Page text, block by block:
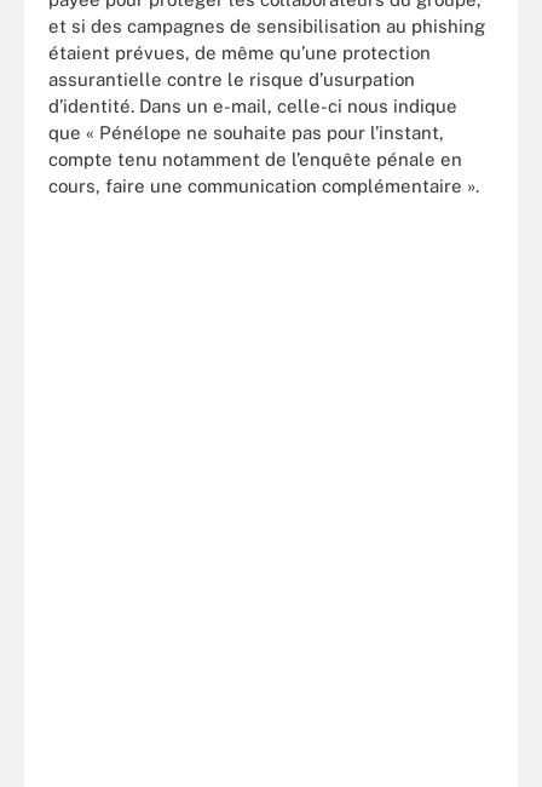
et si des campagnes de sensibilisation au phishing
étaient prévues, de même qu’une protection
assurantielle contre le risque d’usurpation
d’identité. Dans un e-mail, celle-ci nous indique
que « Pénélope ne souhaite pas pour l’instant,
compte tenu notamment de l’enquête pénale en
cours, faire une communication complémentaire ».